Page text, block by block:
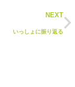
NEXT
いっしょに振り返る